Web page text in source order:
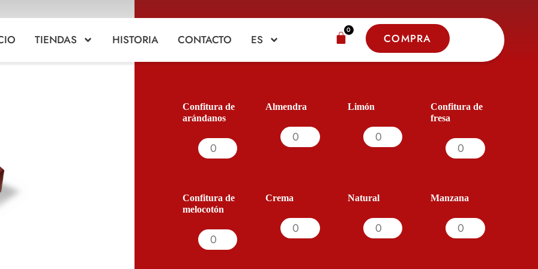
TIENDAS HISTORIA CONTACTO ES
0
COMPRA
Confitura de
arándanos
Almendra Limón
Confitura de
fresa
Confitura de
melocotón
Crema Natural Manzana